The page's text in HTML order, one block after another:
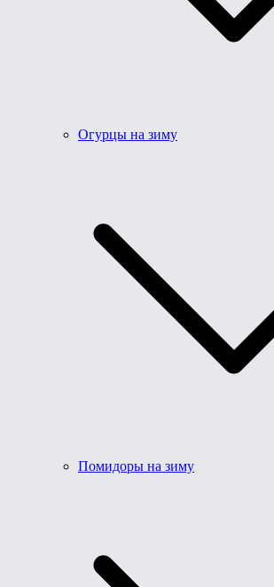
Огурцы на зиму
Помидоры на зиму